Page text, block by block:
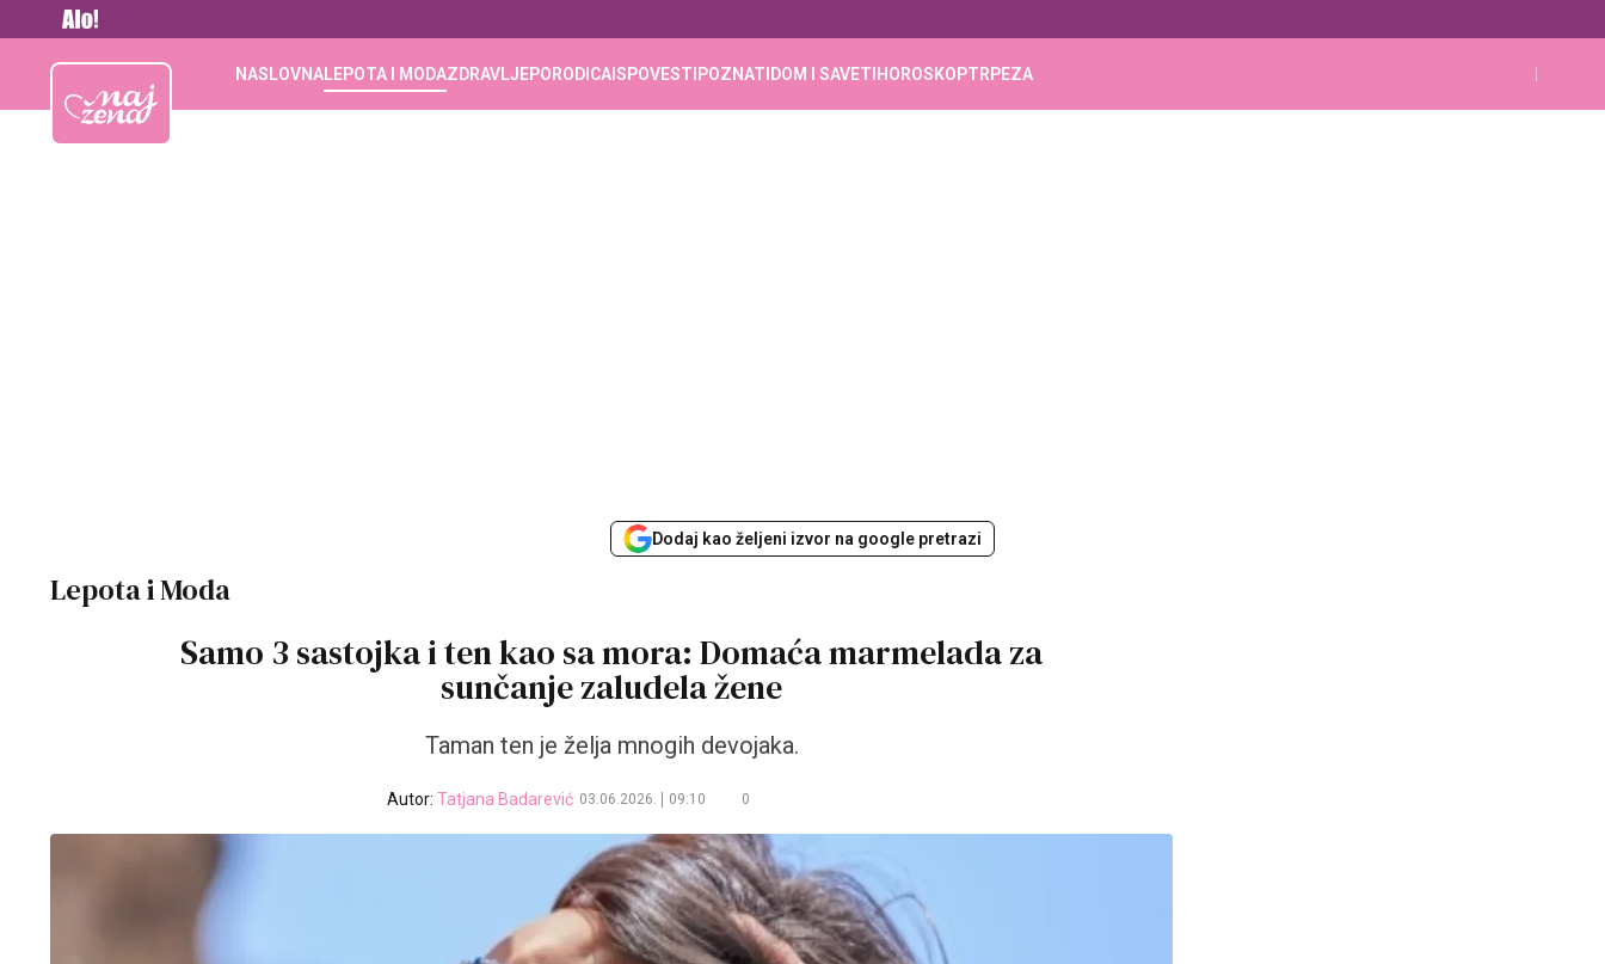
Najžena NASLOVNALEPOTA I MODAZDRAVLJEPORODICA ISPOVESTI POZNATI DOM I SAVETI HOROSKOPTRPEZA
Dodaj kao željeni izvor na google pretrazi
Lepota i Moda
Samo 3 sastojka i ten kao sa mora: Domaća marmelada za
sunčanje zaludela žene
Taman ten je želja mnogih devojaka.
Autor: Tatjana Badarević 03.06.2026. 09:10 0